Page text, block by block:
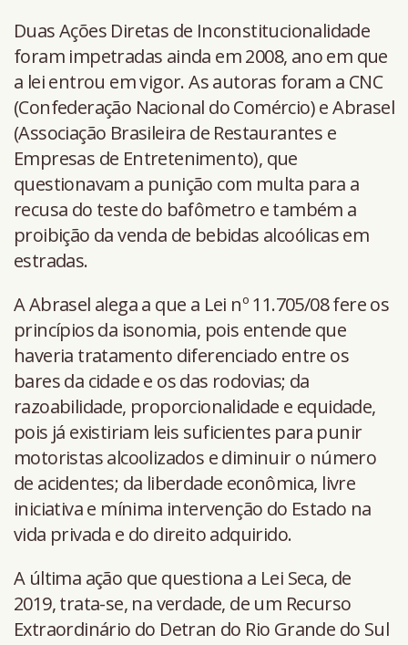
Duas Ações Diretas de Inconstitucionalidade
foram impetradas ainda em 2008, ano em que
a lei entrou em vigor. As autoras foram a CNC
(Confederação Nacional do Comércio) e Abrasel
(Associação Brasileira de Restaurantes e
Empresas de Entretenimento), que
questionavam a punição com multa para a
recusa do teste do bafômetro e também a
proibição da venda de bebidas alcoólicas em
estradas.
A Abrasel alega a que a Lei nº 11.705/08 fere os
princípios da isonomia, pois entende que
haveria tratamento diferenciado entre os
bares da cidade e os das rodovias; da
razoabilidade, proporcionalidade e equidade,
pois já existiriam leis suficientes para punir
motoristas alcoolizados e diminuir o número
de acidentes; da liberdade econômica, livre
iniciativa e mínima intervenção do Estado na
vida privada e do direito adquirido.
A última ação que questiona a Lei Seca, de
2019, trata-se, na verdade, de um Recurso
Extraordinário do Detran do Rio Grande do Sul